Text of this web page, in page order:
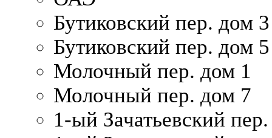
Бутиковский пер. дом 3
Бутиковский пер. дом 5
Молочный пер. дом 1
Молочный пер. дом 7
1-ый Зачатьевский